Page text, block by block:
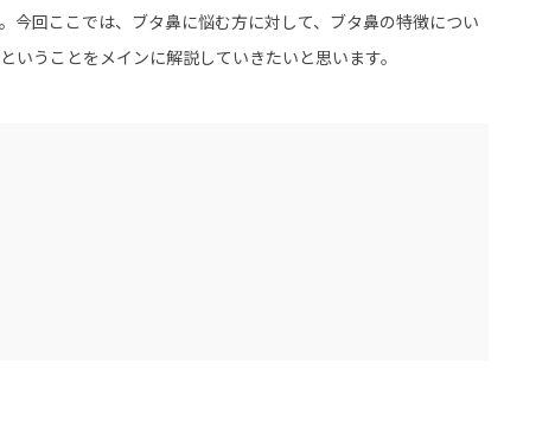
今回ここでは、ブタ鼻に悩む方に対して、ブタ鼻の特徴につい
うことをメインに解説していきたいと思います。